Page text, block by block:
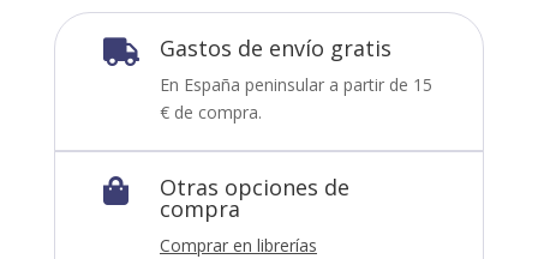
 Gastos de envío gratis
En España peninsular a partir de 15
€ de compra.
 Otras opciones de
compra
Comprar en librerías